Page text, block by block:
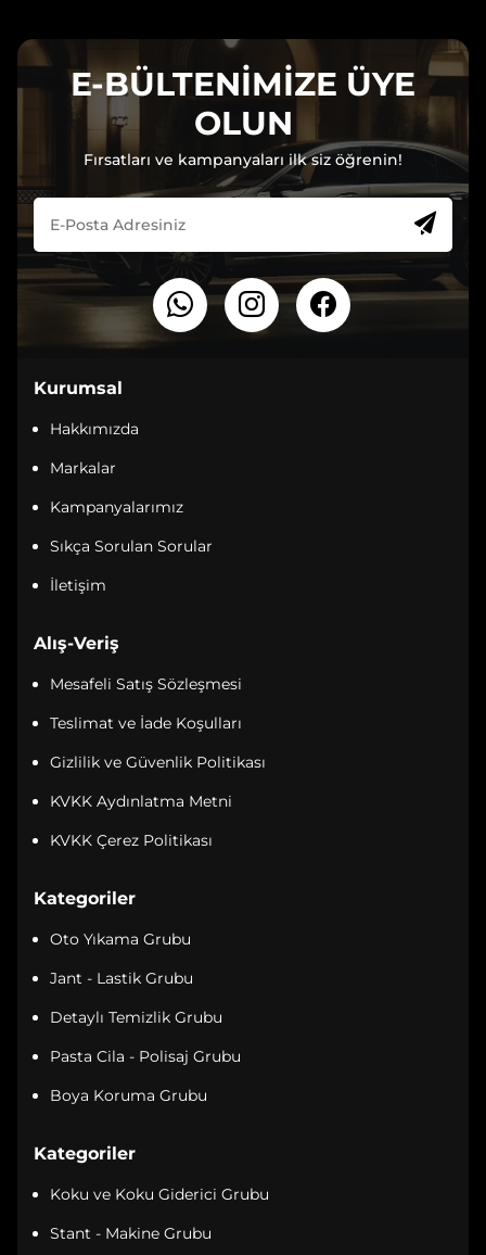
E-BÜLTENİMİZE ÜYE
OLUN
Fırsatları ve kampanyaları ilk siz öğrenin!
Kurumsal
Hakkımızda
Markalar
Kampanyalarımız
Sıkça Sorulan Sorular
İletişim
Alış-Veriş
Mesafeli Satış Sözleşmesi
Teslimat ve İade Koşulları
Gizlilik ve Güvenlik Politikası
KVKK Aydınlatma Metni
KVKK Çerez Politikası
Kategoriler
Oto Yıkama Grubu
Jant - Lastik Grubu
Detaylı Temizlik Grubu
Pasta Cila - Polisaj Grubu
Boya Koruma Grubu
Kategoriler
Koku ve Koku Giderici Grubu
Stant - Makine Grubu